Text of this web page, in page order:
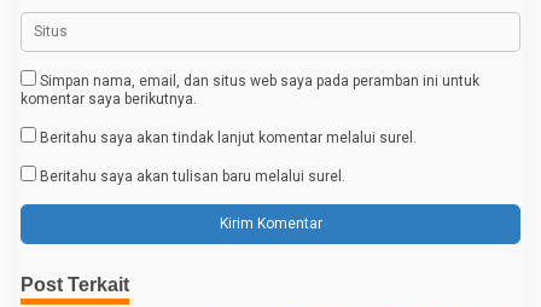
Simpan nama, email, dan situs web saya pada peramban ini untuk
komentar saya berikutnya.
Beritahu saya akan tindak lanjut komentar melalui surel.
Beritahu saya akan tulisan baru melalui surel.
Post Terkait